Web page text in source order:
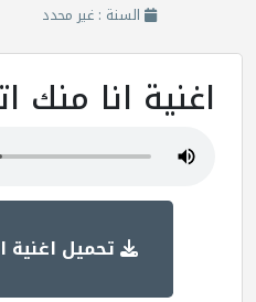
السنة : غير محدد
اغنية انا منك
تحميل اغنية